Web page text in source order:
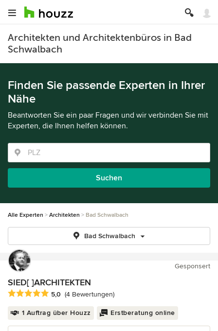
Architekten und Architektenbüros in Bad
Schwalbach
Finden Sie passende Experten in Ihrer
Nähe
Beantworten Sie ein paar Fragen und wir verbinden Sie mit
Experten, die Ihnen helfen können.
Suchen
Alle Experten Architekten Bad Schwalbach
Bad Schwalbach
Gesponsert
SIED[ ]ARCHITEKTEN
Durchschnittliche Bewertung: 5 von 5 Sternen
5,0 (4 Bewertungen)
1 Auftrag über Houzz Erstberatung online